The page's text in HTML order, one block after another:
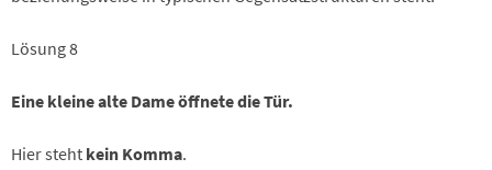
Lösung 8
Eine kleine alte Dame öffnete die Tür.
Hier steht kein Komma.